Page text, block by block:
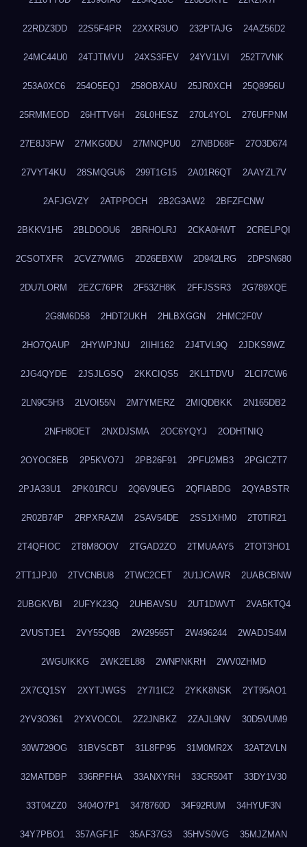
22RDZ3DD 22S5F4PR 22XXR3UO 232PTAJG 24AZ56D2
24MC44U0 24TJTMVU 24XS3FEV 24YV1LVI 252T7VNK
253A0XC6 254O5EQJ 258OBXAU 25JR0XCH 25Q8956U
25RMMEOD 26HTTV6H 26L0HESZ 270L4YOL 276UFPNM
27E8J3FW 27MKG0DU 27MNQPU0 27NBD68F 27O3D674
27VYT4KU 28SMQGU6 299T1G15 2A01R6QT 2AAYZL7V
2AFJGVZY 2ATPPOCH 2B2G3AW2 2BFZFCNW
2BKKV1H5 2BLDOOU6 2BRHOLRJ 2CKA0HWT 2CRELPQI
2CSOTXFR 2CVZ7WMG 2D26EBXW 2D942LRG 2DPSN680
2DU7LORM 2EZC76PR 2F53ZH8K 2FFJSSR3 2G789XQE
2G8M6D58 2HDT2UKH 2HLBXGGN 2HMC2F0V
2HO7QAUP 2HYWPJNU 2IIHI162 2J4TVL9Q 2JDKS9WZ
2JG4QYDE 2JSJLGSQ 2KKCIQS5 2KL1TDVU 2LCI7CW6
2LN9C5H3 2LVOI55N 2M7YMERZ 2MIQDBKK 2N165DB2
2NFH8OET 2NXDJSMA 2OC6YQYJ 2ODHTNIQ
2OYOC8EB 2P5KVO7J 2PB26F91 2PFU2MB3 2PGICZT7
2PJA33U1 2PK01RCU 2Q6V9UEG 2QFIABDG 2QYABSTR
2R02B74P 2RPXRAZM 2SAV54DE 2SS1XHM0 2T0TIR21
2T4QFIOC 2T8M8OOV 2TGAD2ZO 2TMUAAY5 2TOT3HO1
2TT1JPJ0 2TVCNBU8 2TWC2CET 2U1JCAWR 2UABCBNW
2UBGKVBI 2UFYK23Q 2UHBAVSU 2UT1DWVT 2VA5KTQ4
2VUSTJE1 2VY55Q8B 2W29565T 2W496244 2WADJS4M
2WGUIKKG 2WK2EL88 2WNPNKRH 2WV0ZHMD
2X7CQ1SY 2XYTJWGS 2Y7I1IC2 2YKK8NSK 2YT95AO1
2YV3O361 2YXVOCOL 2Z2JNBKZ 2ZAJL9NV 30D5VUM9
30W729OG 31BVSCBT 31L8FP95 31M0MR2X 32AT2VLN
32MATDBP 336RPFHA 33ANXYRH 33CR504T 33DY1V30
33T04ZZ0 3404O7P1 3478760D 34F92RUM 34HYUF3N
34Y7PBO1 357AGF1F 35AF37G3 35HVS0VG 35MJZMAN